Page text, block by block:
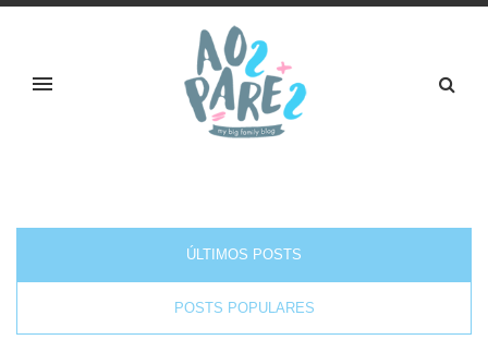
ÚLTIMOS POSTS
POSTS POPULARES